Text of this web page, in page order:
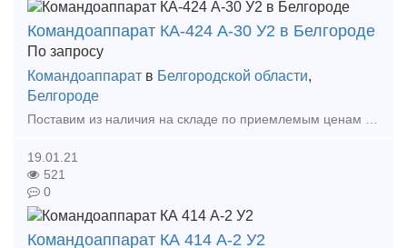
Командоаппарат КА-424 А-30 У2 в Белгороде
По запросу
Командоаппарат в Белгородской области,
Белгороде
19.01.21
521
0
Командоаппарат КА 414 А-2 У2